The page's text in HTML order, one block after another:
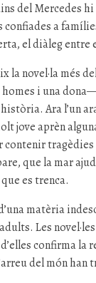
del Mercedes
a
el diàleg entre
la novel·la més
i una
Ara l’un
jove aprèn
contenir
que la mar
es trenca.
matèria
Les
confirma la
del món